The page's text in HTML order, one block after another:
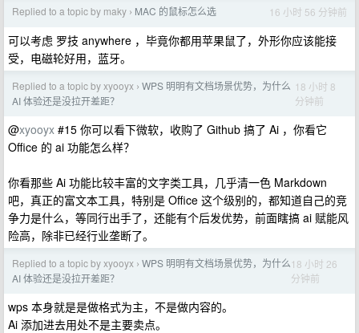
Replied to a topic by maky › MAC 的鼠标怎么选 16 小时 56 分钟前
可以考虑 罗技 anywhere ，毕竟你都用苹果鼠了，外形你应该能接
受，电磁轮好用，蓝牙。
Replied to a topic by xyooyx › WPS 明明有文档场景优势，为什么
AI 体验还是没拉开差距？
18 小时 8
分钟前
@xyooyx #15 你可以看下微软，收购了 Github 搞了 Ai ，你看它
Office 的 ai 功能怎么样？
你看那些 Ai 功能比较丰富的文字类工具，几乎清一色 Markdown
吧，真正的富文本工具，特别是 Office 这个级别的，都知道自己的竞
争力是什么，等同行出手了，还能有个后发优势，前面瞎搞 ai 赋能风
险高，除非已经行业垄断了。
Replied to a topic by xyooyx › WPS 明明有文档场景优势，为什么
AI 体验还是没拉开差距？
18 小时 26
分钟前
wps 本身就是是做格式为主，不是做内容的。
Ai 添加进去用处不是主要卖点。